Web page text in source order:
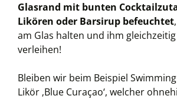
Glasrand mit bunten
Likören oder Barsirup befeuchtet
am Glas halten und ihm
verleihen!
Bleiben wir beim Beispiel
Likör ‚Blue Curaçao‘, welcher